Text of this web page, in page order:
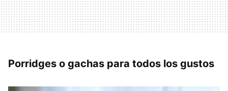
Porridges o gachas para todos los gustos